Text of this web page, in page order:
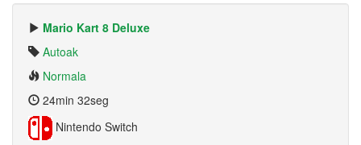
Mario Kart 8 Deluxe
Autoak
Normala
24min 32seg
Nintendo Switch